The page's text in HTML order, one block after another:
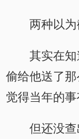
两种以为
其实在
偷给他送了
觉得当年的事
但还没